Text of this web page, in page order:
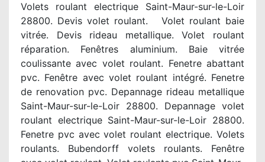
Volets roulant electrique Saint-Maur-sur-le-Loir
28800. Devis volet roulant. Volet roulant baie
vitrée. Devis rideau metallique. Volet roulant
réparation. Fenêtres aluminium. Baie vitrée
coulissante avec volet roulant. Fenetre abattant
pvc. Fenêtre avec volet roulant intégré. Fenetre
de renovation pvc. Depannage rideau metallique
Saint-Maur-sur-le-Loir 28800. Depannage volet
roulant electrique Saint-Maur-sur-le-Loir 28800.
Fenetre pvc avec volet roulant electrique. Volets
roulants. Bubendorff volets roulants. Fenêtre